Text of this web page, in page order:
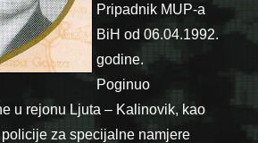
Pripadnik MUP-a
BiH od 06.04.1992.
godine.
Poginuo
u rejonu Ljuta – Kalinovik, kao
za specijalne namjere